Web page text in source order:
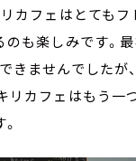
リカフェはとても
のも楽しみです。
きませんでしたが
リカフェはもう一
。